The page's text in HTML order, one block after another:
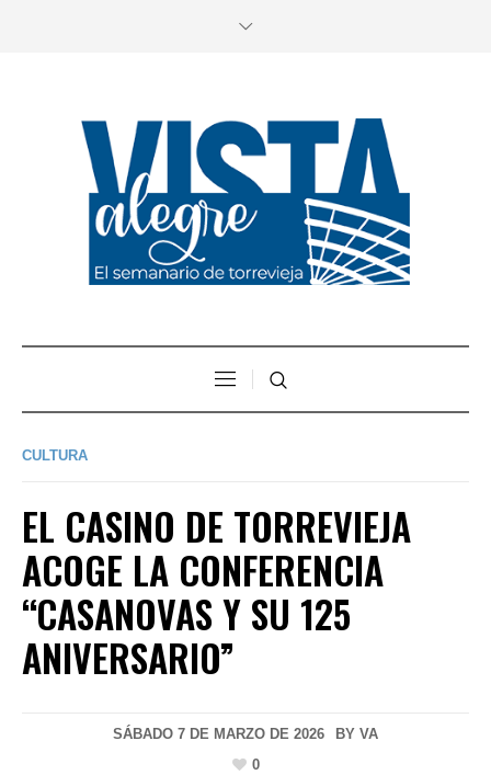
CULTURA
EL CASINO DE TORREVIEJA
ACOGE LA CONFERENCIA
“CASANOVAS Y SU 125
ANIVERSARIO”
SÁBADO 7 DE MARZO DE 2026 BY VA
0